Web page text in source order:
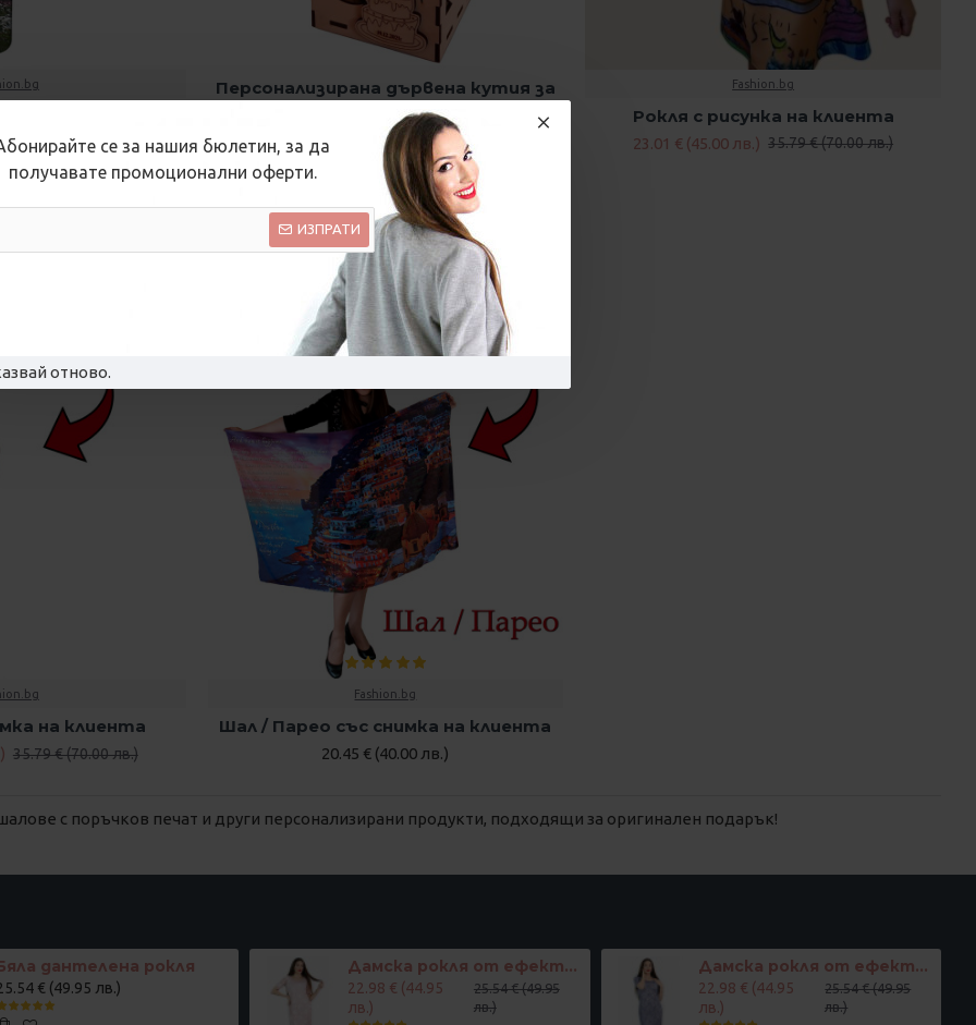
се за нашия бюлетин, за да
получавате промоционални оферти.
ИЗПРАТИ
отново.
със снимка на
Персонализирана дървена кутия за
вино - с гравиран текст
21.47 € (42.00 лв.)
Fashion.bg
Рокля с рисунка на клиента
23.01 € (45.00 лв.) 35.79 € (70.00 лв.)
на клиента
35.79 € (70.00 лв.)
Fashion.bg
Шал / Парео със снимка на клиента
20.45 € (40.00 лв.)
с поръчков печат и други персонализирани продукти, подходящи за оригинален подарък!
дантелена рокля
€ (49.95 лв.)
Дамска рокля от ефектна дантела в телесен цвят
22.98 € (44.95
лв.)
25.54 € (49.95
лв.)
Дамска рокля от ефектна дантела в светло лилаво
22.98 € (44.95
лв.)
25.54 € (49.95
лв.)